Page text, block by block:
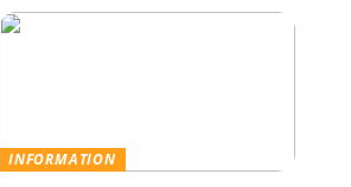
INFORMATION